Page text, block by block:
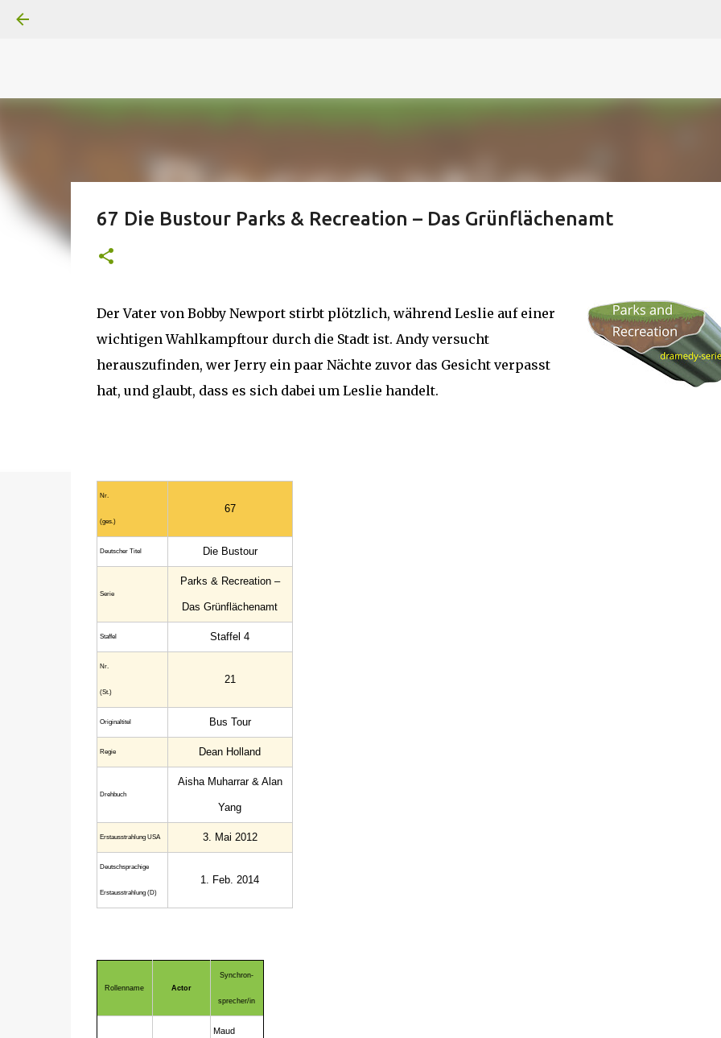
Superheldenserien
67 Die Bustour Parks & Recreation – Das Grünflächenamt
Der Vater von Bobby Newport stirbt plötzlich, während Leslie auf einer
wichtigen Wahlkampftour durch die Stadt ist. Andy versucht
herauszufinden, wer Jerry ein paar Nächte zuvor das Gesicht verpasst
hat, und glaubt, dass es sich dabei um Leslie handelt.
Nr.
(ges.)
67
Deutscher Titel Die Bustour
Serie
Parks & Recreation –
Das Grünflächenamt
Staffel Staffel 4
Nr.
(St.)
21
Original­titel Bus Tour
Regie Dean Holland
Drehbuch
Aisha Muharrar & Alan
Yang
Erstaus­strahlung USA 3. Mai 2012
Deutsch­sprachige
Erstaus­strahlung (D)
1. Feb. 2014
Rollenname Actor
Synchron-
sprecher/in
Maud